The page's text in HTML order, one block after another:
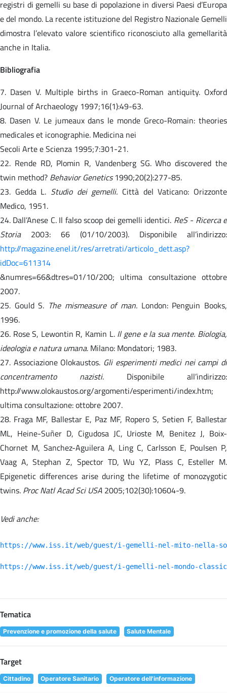
registri di gemelli su base di popolazione in diversi Paesi d’Europa
e del mondo. La recente istituzione del Registro Nazionale Gemelli
dimostra l’elevato valore scientifico riconosciuto alla gemellarità
anche in Italia.
Bibliografia
7. Dasen V. Multiple births in Graeco-Roman antiquity. Oxford
Journal of Archaeology 1997;16(1):49-63.
8. Dasen V. Le jumeaux dans le monde Greco-Romain: theories
medicales et iconographie. Medicina nei
Secoli Arte e Scienza 1995;7:301-21.
22. Rende RD, Plomin R, Vandenberg SG. Who discovered the
twin method? Behavior Genetics1990;20(2):277-85.
23. Gedda L. Studio dei gemelli. Città del Vaticano: Orizzonte
Medico, 1951.
24. Dall’Anese C. Il falso scoop dei gemelli identici. ReS - Ricerca e
Storia 2003: 66 (01/10/2003). Disponibile all’indirizzo:
http://magazine.enel.it/res/arretrati/articolo_dett.asp?
idDoc=611314
&numres=66&dtres=01/10/200; ultima consultazione ottobre
2007.
25. Gould S. The mismeasure of man. London: Penguin Books,
1996.
26. Rose S, Lewontin R, Kamin L. Il gene e la sua mente. Biologia,
ideologia e natura umana. Milano: Mondatori; 1983.
27. Associazione Olokaustos. Gli esperimenti medici nei campi di
concentramento nazisti. Disponibile all’indirizzo:
http://www.olokaustos.org/argomenti/esperimenti/index.htm;
ultima consultazione: ottobre 2007.
28. Fraga MF, Ballestar E, Paz MF, Ropero S, Setien F, Ballestar
ML, Heine-Suñer D, Cigudosa JC, Urioste M, Benitez J, Boix-
Chornet M, Sanchez-Aguilera A, Ling C, Carlsson E, Poulsen P,
Vaag A, Stephan Z, Spector TD, Wu YZ, Plass C, Esteller M.
Epigenetic differences arise during the lifetime of monozygotic
twins. Proc Natl Acad Sci USA 2005;102(30):10604-9.
Vedi anche:
https://www.iss.it/web/guest/i-gemelli-nel-mito-nella-
https://www.iss.it/web/guest/i-gemelli-nel-mondo-
Tematica
Prevenzione e promozione della salute Salute Mentale
Target
Cittadino Operatore Sanitario Operatore dell'informazione